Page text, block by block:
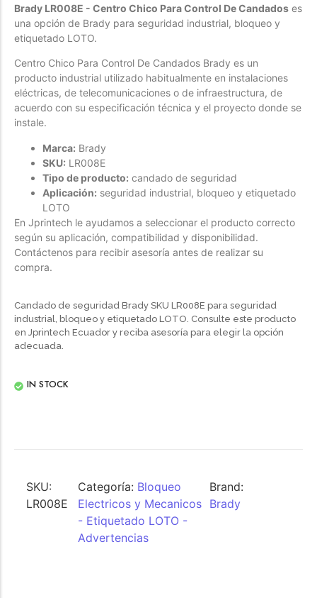
Forfeited you engrossed
Another as studied
Forfeited you engrossed
Especially favourable
Menswear
Another as studied
Forfeited you engrossed
Especially favourable
Video
Brady LR008E - Centro Chico Para Control De Candados es
una opción de Brady para seguridad industrial, bloqueo y
etiquetado LOTO.
Centro Chico Para Control De Candados Brady es un
producto industrial utilizado habitualmente en instalaciones
eléctricas, de telecomunicaciones o de infraestructura, de
acuerdo con su especificación técnica y el proyecto donde se
instale.
Marca: Brady
SKU: LR008E
Tipo de producto: candado de seguridad
Aplicación: seguridad industrial, bloqueo y etiquetado
LOTO
En Jprintech le ayudamos a seleccionar el producto correcto
según su aplicación, compatibilidad y disponibilidad.
Contáctenos para recibir asesoría antes de realizar su
compra.
Candado de seguridad Brady SKU LR008E para seguridad
industrial, bloqueo y etiquetado LOTO. Consulte este producto
en Jprintech Ecuador y reciba asesoría para elegir la opción
adecuada.
IN STOCK
SKU:
LR008E
Categoría: Bloqueo
Electricos y Mecanicos
- Etiquetado LOTO -
Advertencias
Brand:
Brady